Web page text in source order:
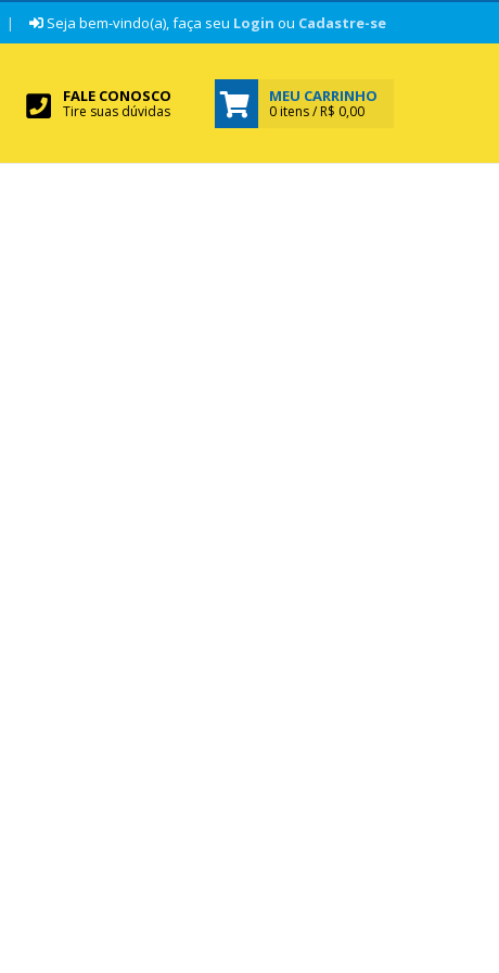
| Seja bem-vindo(a), faça seu Login ou Cadastre-se
FALE CONOSCO
Tire suas dúvidas
MEU CARRINHO
0 itens / R$ 0,00